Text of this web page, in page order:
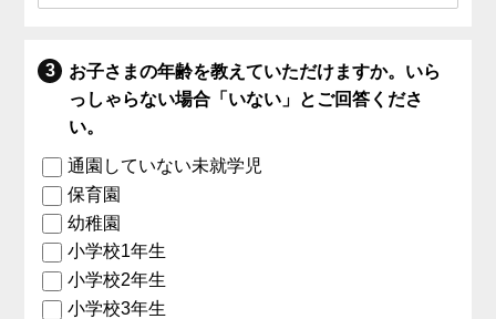
お子さまの年齢を教えていただけますか。いら
っしゃらない場合「いない」とご回答くださ
い。
通園していない未就学児
保育園
幼稚園
小学校1年生
小学校2年生
小学校3年生